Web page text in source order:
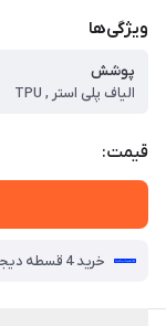
ویژگی‌ها
پوشش
الیاف پلی استر , TPU
قیمت:
خرید 4 قسطه دیجی پی